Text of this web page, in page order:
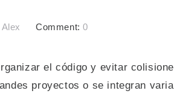
Alex Comment:0
el código y evitar
proyectos o se integran